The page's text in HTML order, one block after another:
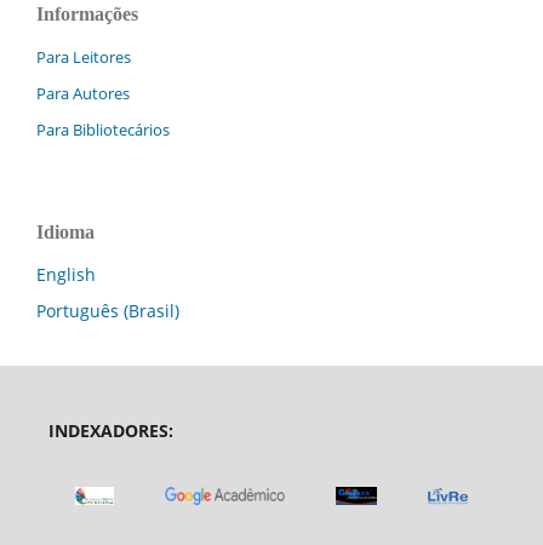
Informações
Para Leitores
Para Autores
Para Bibliotecários
Idioma
English
Português (Brasil)
INDEXADORES: